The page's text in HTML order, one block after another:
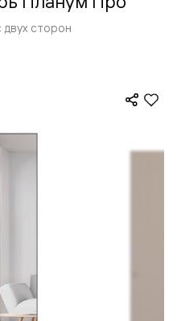
двух сторон